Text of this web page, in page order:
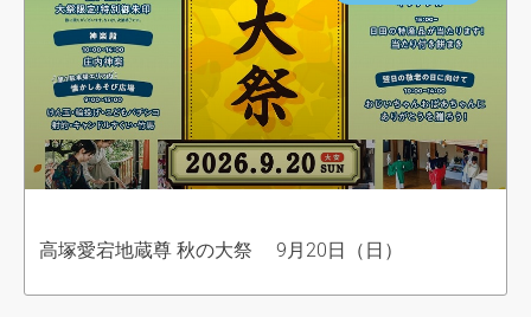
高塚愛宕地蔵尊 秋の大祭 9月20日（日）